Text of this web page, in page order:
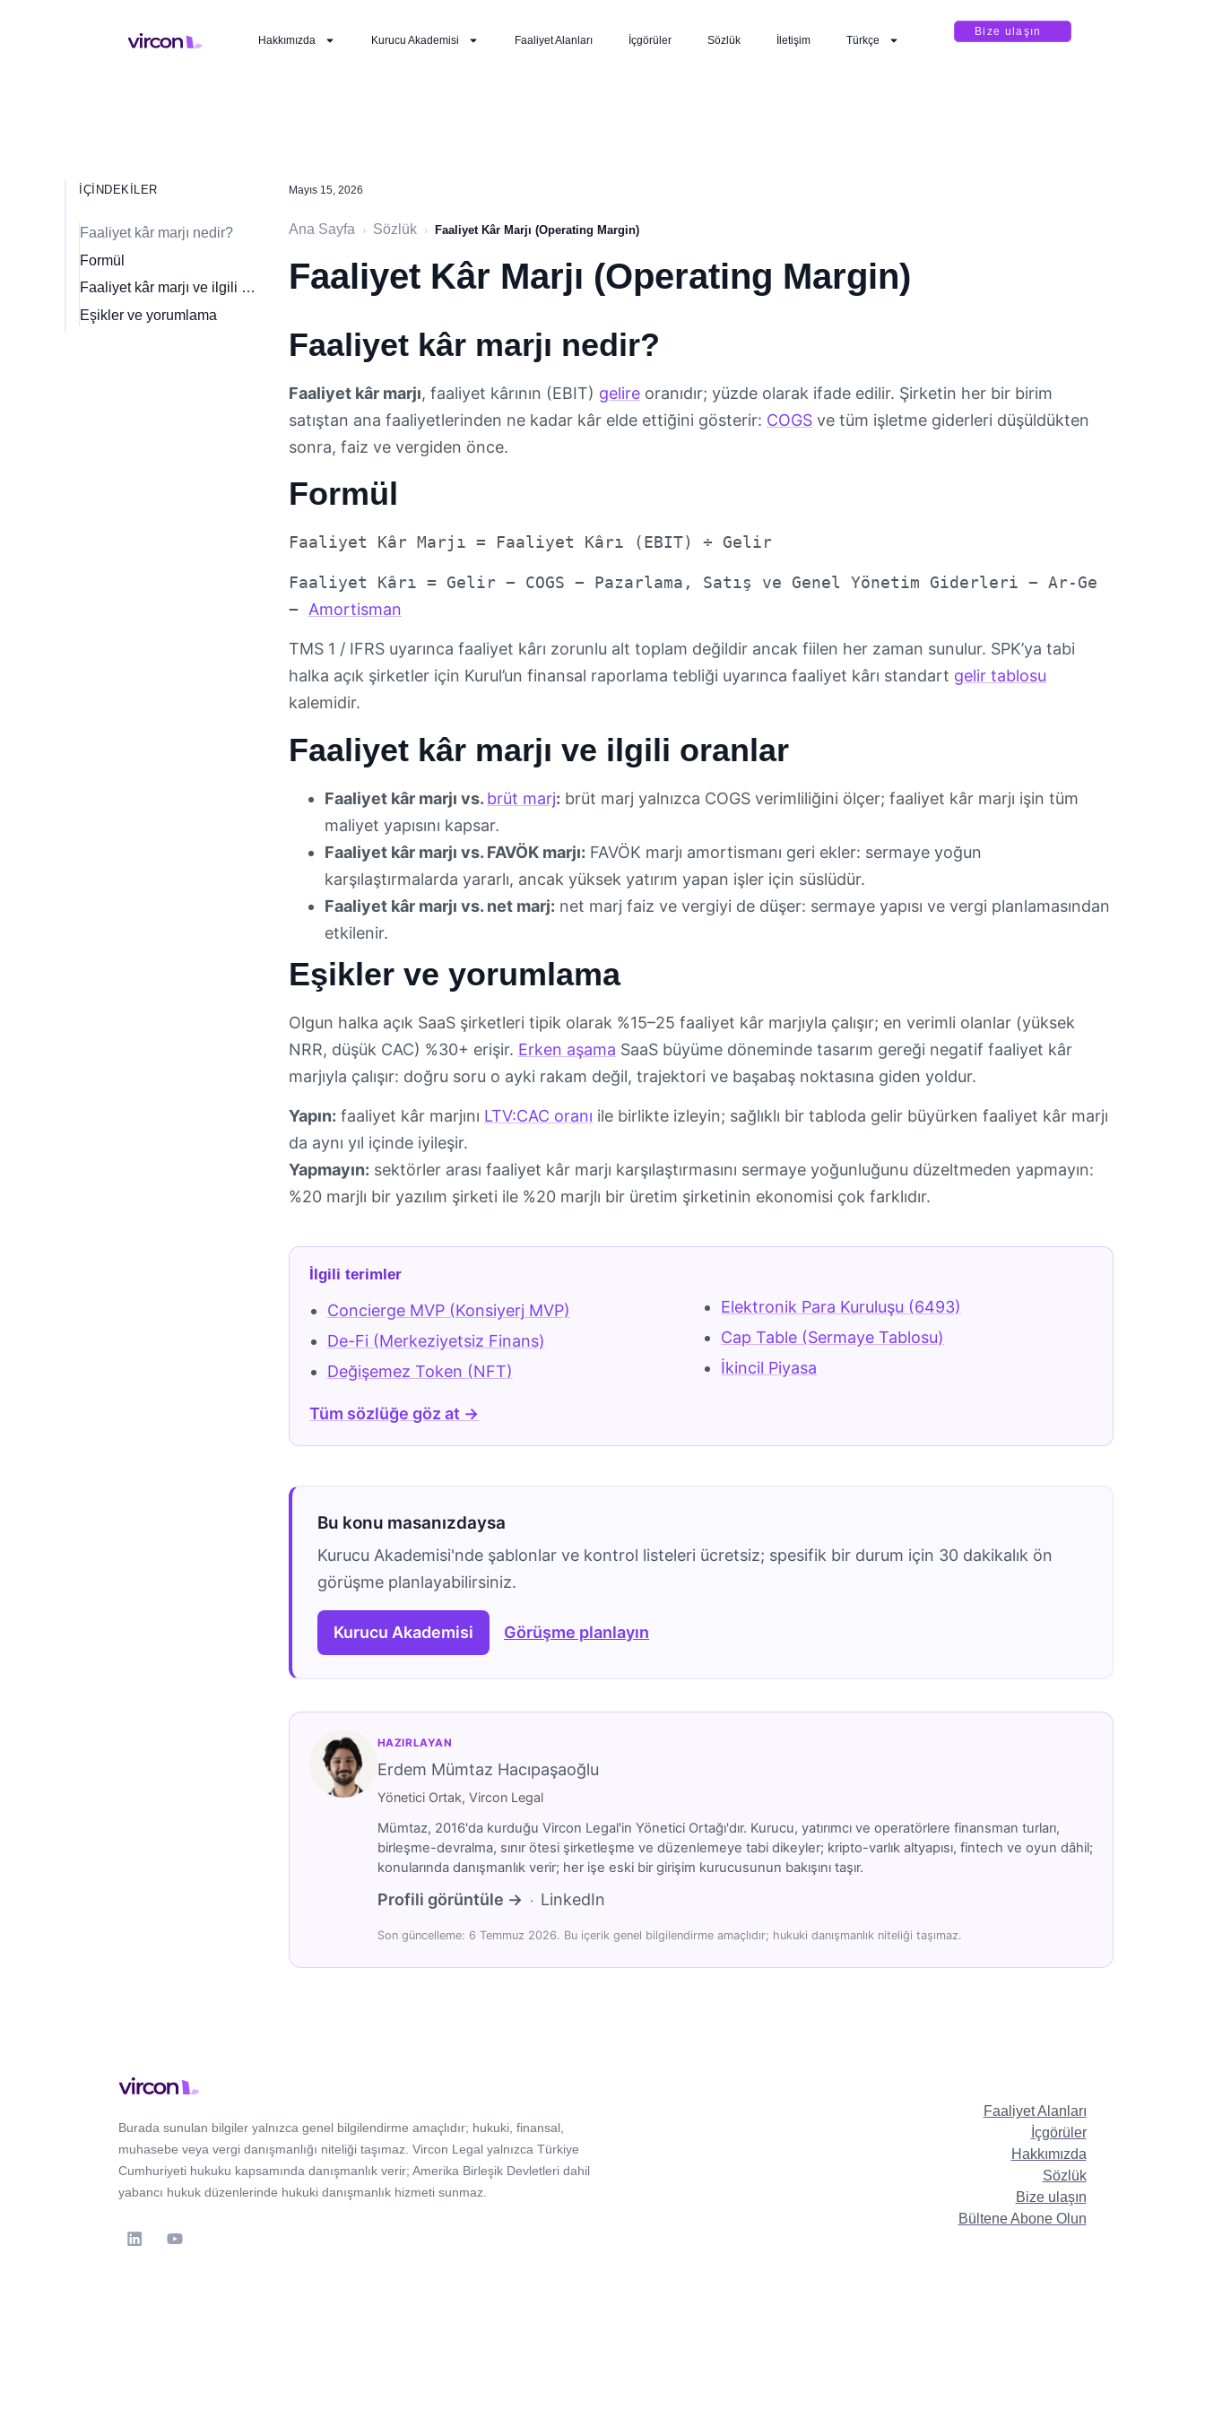
Hakkımızda Kurucu Akademisi Faaliyet Alanları İçgörüler Sözlük İletişim Türkçe
Bize ulaşın
İÇINDEKILER
Faaliyet kâr marjı nedir?
Formül
Faaliyet kâr marjı ve ilgili oranlar
Eşikler ve yorumlama
Mayıs 15, 2026
Ana Sayfa › Sözlük › Faaliyet Kâr Marjı (Operating Margin)
Faaliyet Kâr Marjı (Operating Margin)
Faaliyet kâr marjı nedir?
Faaliyet kâr marjı, faaliyet kârının (EBIT) gelire oranıdır; yüzde olarak ifade edilir. Şirketin her bir birim
satıştan ana faaliyetlerinden ne kadar kâr elde ettiğini gösterir: COGS ve tüm işletme giderleri düşüldükten
sonra, faiz ve vergiden önce.
Formül
Faaliyet Kâr Marjı = Faaliyet Kârı (EBIT) ÷ Gelir
Faaliyet Kârı = Gelir − COGS − Pazarlama, Satış ve Genel Yönetim Giderleri − Ar-Ge
− Amortisman
TMS 1 / IFRS uyarınca faaliyet kârı zorunlu alt toplam değildir ancak fiilen her zaman sunulur. SPK’ya tabi
halka açık şirketler için Kurul’un finansal raporlama tebliği uyarınca faaliyet kârı standart gelir tablosu
kalemidir.
Faaliyet kâr marjı ve ilgili oranlar
Faaliyet kâr marjı vs. brüt marj: brüt marj yalnızca COGS verimliliğini ölçer; faaliyet kâr marjı işin tüm
maliyet yapısını kapsar.
Faaliyet kâr marjı vs. FAVÖK marjı: FAVÖK marjı amortismanı geri ekler: sermaye yoğun
karşılaştırmalarda yararlı, ancak yüksek yatırım yapan işler için süslüdür.
Faaliyet kâr marjı vs. net marj: net marj faiz ve vergiyi de düşer: sermaye yapısı ve vergi planlamasından
etkilenir.
Eşikler ve yorumlama
Olgun halka açık SaaS şirketleri tipik olarak %15–25 faaliyet kâr marjıyla çalışır; en verimli olanlar (yüksek
NRR, düşük CAC) %30+ erişir. Erken aşama SaaS büyüme döneminde tasarım gereği negatif faaliyet kâr
marjıyla çalışır: doğru soru o ayki rakam değil, trajektori ve başabaş noktasına giden yoldur.
Yapın: faaliyet kâr marjını LTV:CAC oranı ile birlikte izleyin; sağlıklı bir tabloda gelir büyürken faaliyet kâr marjı
da aynı yıl içinde iyileşir.
Yapmayın: sektörler arası faaliyet kâr marjı karşılaştırmasını sermaye yoğunluğunu düzeltmeden yapmayın:
%20 marjlı bir yazılım şirketi ile %20 marjlı bir üretim şirketinin ekonomisi çok farklıdır.
İlgili terimler
Concierge MVP (Konsiyerj MVP)
De-Fi (Merkeziyetsiz Finans)
Değişemez Token (NFT)
Elektronik Para Kuruluşu (6493)
Cap Table (Sermaye Tablosu)
İkincil Piyasa
Tüm sözlüğe göz at →
Bu konu masanızdaysa
Kurucu Akademisi'nde şablonlar ve kontrol listeleri ücretsiz; spesifik bir durum için 30 dakikalık ön
görüşme planlayabilirsiniz.
Kurucu Akademisi Görüşme planlayın
HAZIRLAYAN
Erdem Mümtaz Hacıpaşaoğlu
Yönetici Ortak, Vircon Legal
Mümtaz, 2016'da kurduğu Vircon Legal'in Yönetici Ortağı'dır. Kurucu, yatırımcı ve operatörlere finansman turları,
birleşme-devralma, sınır ötesi şirketleşme ve düzenlemeye tabi dikeyler; kripto-varlık altyapısı, fintech ve oyun dâhil;
konularında danışmanlık verir; her işe eski bir girişim kurucusunun bakışını taşır.
Profili görüntüle → · LinkedIn
Son güncelleme: 6 Temmuz 2026. Bu içerik genel bilgilendirme amaçlıdır; hukuki danışmanlık niteliği taşımaz.
Burada sunulan bilgiler yalnızca genel bilgilendirme amaçlıdır; hukuki, finansal,
muhasebe veya vergi danışmanlığı niteliği taşımaz. Vircon Legal yalnızca Türkiye
Cumhuriyeti hukuku kapsamında danışmanlık verir; Amerika Birleşik Devletleri dahil
yabancı hukuk düzenlerinde hukuki danışmanlık hizmeti sunmaz.
Faaliyet Alanları
İçgörüler
Hakkımızda
Sözlük
Bize ulaşın
Bültene Abone Olun